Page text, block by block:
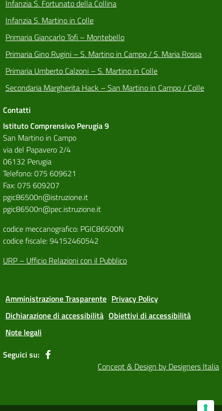
Infanzia S. Fortunato della Collina
Infanzia S. Martino in Colle
Primaria Giancarlo Tofi – Montebello
Primaria Gino Rugini – S. Martino in Campo / S. Maria Rossa
Primaria Umberto Calzoni – S. Martino in Colle
Secondaria Margherita Hack – San Martino in Campo / Colle
Contatti
Istituto Comprensivo Perugia 9
San Martino in Campo
via del Papavero 2/4
06132 Perugia
Telefono: 075 609621
Fax: 075 609207
pgic86500n@istruzione.it
pgic86500n@pec.istruzione.it
codice meccanografico: PGIC86500N
codice fiscale: 94152460542
URP – Ufficio Relazioni con il Pubblico
Amministrazione Trasparente Privacy Policy
Dichiarazione di accessibilità Obiettivi di accessibilità
Note legali
Seguici su:
Concept & Design by Designers Italia